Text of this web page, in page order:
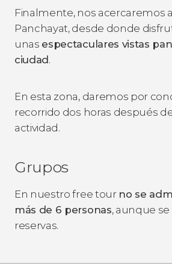
Finalmente, nos acercaremos
Panchayat, desde donde
unas espectaculares vistas
ciudad.
En esta zona, daremos por
recorrido dos horas después
actividad.
Grupos
En nuestro free tour no se
más de 6 personas, aunque
reservas.